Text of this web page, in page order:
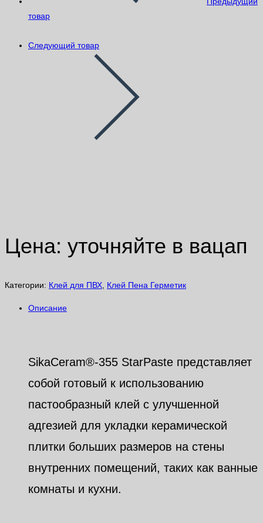
товар
Следующий товар
Цена: уточняйте в вацап
Категории: Клей для ПВХ Клей Пена Герметик
Описание
SikaCeram®-355 StarPaste представляет
собой готовый к использованию
пастообразный клей с улучшенной
адгезией для укладки керамической
плитки больших размеров на стены
внутренних помещений, таких как ванные
комнаты и кухни.